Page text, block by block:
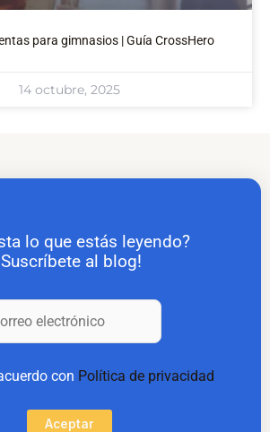
para gimnasios | Guía CrossHero
14 octubre, 2025
lo que estás leyendo?
al blog!
con Política de privacidad
Aceptar